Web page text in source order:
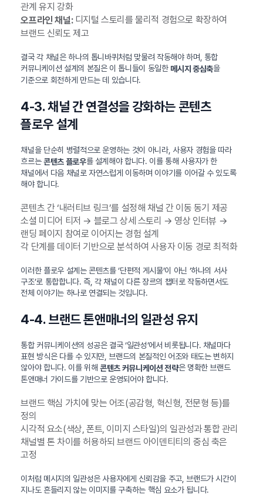
관계 유지 강화
오프라인 채널:디지털 스토리를 물리적 경험으로 확장하여
브랜드 신뢰도 제고
결국 각 채널은 하나의 톱니바퀴처럼 맞물려 작동해야 하며, 통합
커뮤니케이션 설계의 본질은 이 톱니들이 동일한 메시지 중심축을
기준으로 회전하게 만드는 데 있습니다.
4-3. 채널 간 연결성을 강화하는 콘텐츠
플로우 설계
채널을 단순히 병렬적으로 운영하는 것이 아니라, 사용자 경험을 따라
흐르는콘텐츠 플로우를 설계해야 합니다. 이를 통해 사용자가 한
채널에서 다음 채널로 자연스럽게 이동하며 이야기를 이어갈 수 있도록
해야 합니다.
콘텐츠 간 ‘내러티브 링크’를 설정해 채널 간 이동 동기 제공
소셜 미디어 티저 → 블로그 상세 스토리 → 영상 인터뷰 →
랜딩 페이지 참여로 이어지는 경험 설계
각 단계를 데이터 기반으로 분석하여 사용자 이동 경로 최적화
이러한 플로우 설계는 콘텐츠를 ‘단편적 게시물’이 아닌 ‘하나의 서사
구조’로 통합합니다. 즉, 각 채널이 다른 장르의 챕터로 작동하면서도
전체 이야기는 하나로 연결되는 것입니다.
4-4. 브랜드 톤앤매너의 일관성 유지
통합 커뮤니케이션의 성공은 결국 ‘일관성’에서 비롯됩니다. 채널마다
표현 방식은 다를 수 있지만, 브랜드의 본질적인 어조와 태도는 변하지
않아야 합니다. 이를 위해콘텐츠 커뮤니케이션 전략은 명확한 브랜드
톤앤매너 가이드를 기반으로 운영되어야 합니다.
브랜드 핵심 가치에 맞는 어조(공감형, 혁신형, 전문형 등)를
정의
시각적 요소(색상, 폰트, 이미지 스타일)의 일관성과 통합 관리
채널별 톤 차이를 허용하되 브랜드 아이덴티티의 중심 축은
고정
이처럼 메시지의 일관성은 사용자에게 신뢰감을 주고, 브랜드가 시간이
지나도 흔들리지 않는 이미지를 구축하는 핵심 요소가 됩니다.